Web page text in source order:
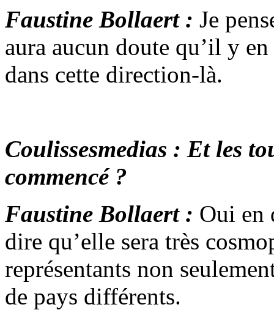
Faustine Bollaert : Je
aura aucun doute qu’il y
dans cette direction-là.
Coulissesmedias : Et les
commencé ?
Faustine Bollaert : Oui en
dire qu’elle sera très
représentants non
de pays différents.